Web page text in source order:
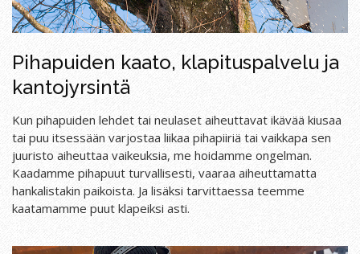
Pihapuiden kaato, klapituspalvelu ja
kantojyrsintä
Kun pihapuiden lehdet tai neulaset aiheuttavat ikävää kiusaa
tai puu itsessään varjostaa liikaa pihapiiriä tai vaikkapa sen
juuristo aiheuttaa vaikeuksia, me hoidamme ongelman.
Kaadamme pihapuut turvallisesti, vaaraa aiheuttamatta
hankalistakin paikoista. Ja lisäksi tarvittaessa teemme
kaatamamme puut klapeiksi asti.